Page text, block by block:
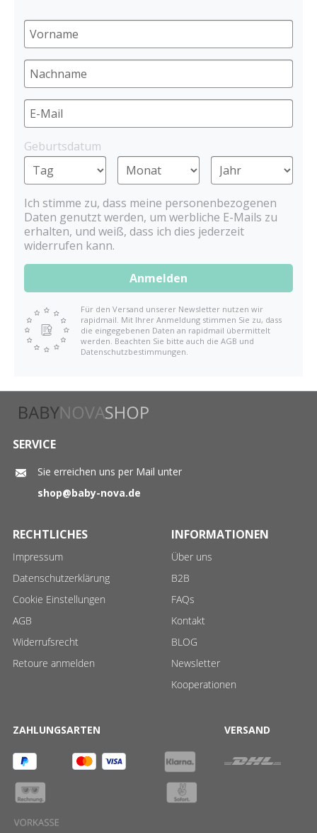
Geburtsdatum
Ich stimme zu, dass meine personenbezogenen
Daten genutzt werden, um werbliche E-Mails zu
erhalten, und weiß, dass ich dies jederzeit
widerrufen kann.
Anmelden
Für den Versand unserer Newsletter nutzen wir
rapidmail. Mit Ihrer Anmeldung stimmen Sie zu, dass
die eingegebenen Daten an rapidmail übermittelt
werden. Beachten Sie bitte auch die AGB und
Datenschutzbestimmungen.
SERVICE
Sie erreichen uns per Mail unter
shop@baby-nova.de
RECHTLICHES
Impressum
Datenschutzerklärung
Cookie Einstellungen
AGB
Widerrufsrecht
Retoure anmelden
INFORMATIONEN
Über uns
B2B
FAQs
Kontakt
BLOG
Newsletter
Kooperationen
ZAHLUNGSARTEN VERSAND